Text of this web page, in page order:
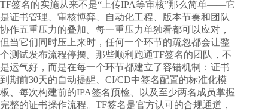
TF签名的实施从来不是“上传IPA等审核”那么简单——它
是证书管理、审核博弈、自动化工程、版本节奏和团队
协作五重压力的叠加。每一重压力单独看都可以应对，
但当它们同时压上来时，任何一个环节的疏忽都会让整
个测试发布流程停摆。那些顺利跑通TF签名的团队，不
是运气好，而是在每一个环节都建立了容错机制：证书
到期前30天的自动提醒、CI/CD中签名配置的标准化模
板、每次构建前的IPA签名预检、以及至少两名成员掌握
完整的证书操作流程。TF签名是官方认可的合规通道，